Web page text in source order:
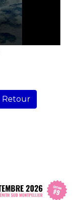
Retour